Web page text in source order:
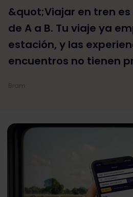
&quot;Viajar en tren
de A a B. Tu viaje ya
estación, y las
encuentros no tienen
Bram